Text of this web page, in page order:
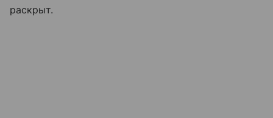
раскрыт.